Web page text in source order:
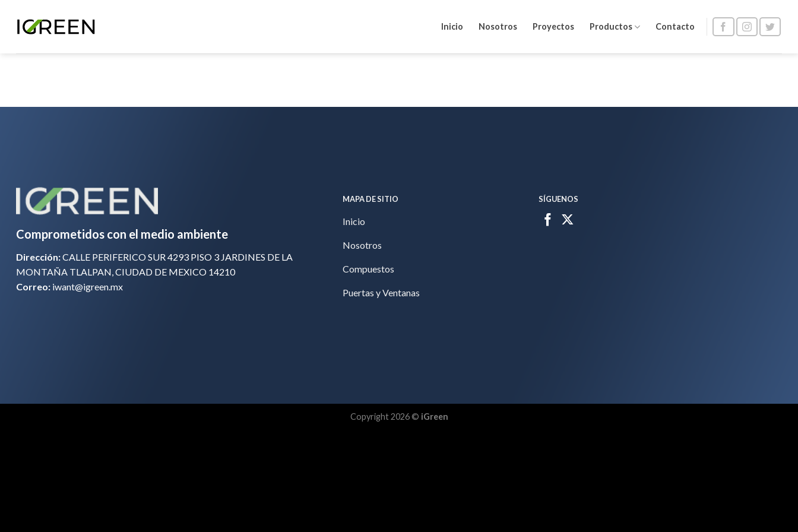
content
Inicio Nosotros Proyectos Productos Contacto
Comprometidos con el medio ambiente
Dirección:CALLE PERIFERICO SUR 4293 PISO 3 JARDINES DE LA
MONTAÑA TLALPAN, CIUDAD DE MEXICO 14210
Correo: iwant@igreen.mx
MAPA DE SITIO
Inicio
Nosotros
Compuestos
Puertas y Ventanas
SÍGUENOS
Copyright 2026 © iGreen